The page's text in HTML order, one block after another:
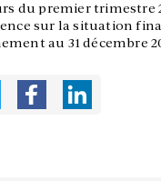
du premier trimestre
sur la situation
au 31 décembre